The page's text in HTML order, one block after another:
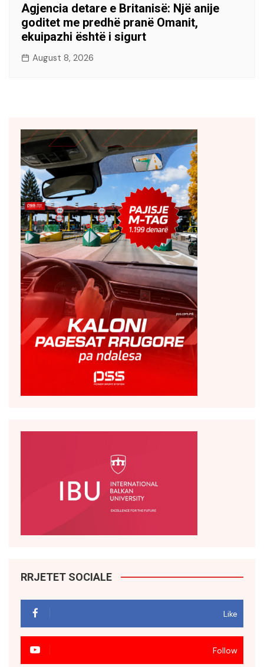
Agjencia detare e Britanisë: Një anije
goditet me predhë pranë Omanit,
ekuipazhi është i sigurt
August 8, 2026
RRJETET SOCIALE
Like
Follow